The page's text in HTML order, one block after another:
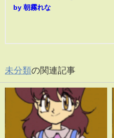
by 朝霧れな
未分類の関連記事